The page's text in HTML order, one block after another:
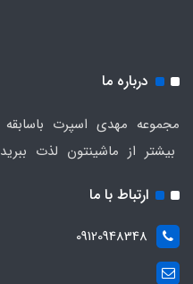
درباره ما
بیشتر از ماشینتون لذت ببرید
ارتباط با ما
09120948348